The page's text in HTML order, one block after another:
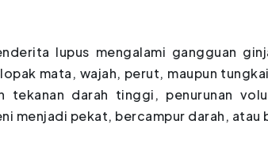
lupus mengalami gangguan
mata, wajah, perut, maupun
tekanan darah tinggi, penurunan
menjadi pekat, bercampur darah, atau